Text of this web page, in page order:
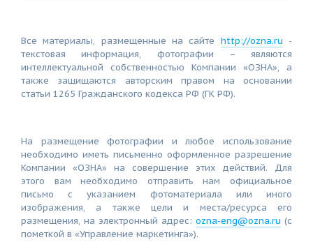
Все материалы, размещенные на сайте http://ozna.ru-
текстовая информация, фотографии – являются
интеллектуальной собственностью Компании «ОЗНА», а
также защищаются авторским правом на основании
статьи 1265 Гражданского кодекса РФ (ГК РФ).
На размещение фотографии и любое использование
необходимо иметь письменно оформленное разрешение
Компании «ОЗНА» на совершение этих действий. Для
этого вам необходимо отправить нам официальное
письмо с указанием фотоматериала или иного
изображения, а также цели и места/ресурса его
размещения, на электронный адрес: ozna-eng@ozna.ru (с
пометкой в «Управление маркетинга»).